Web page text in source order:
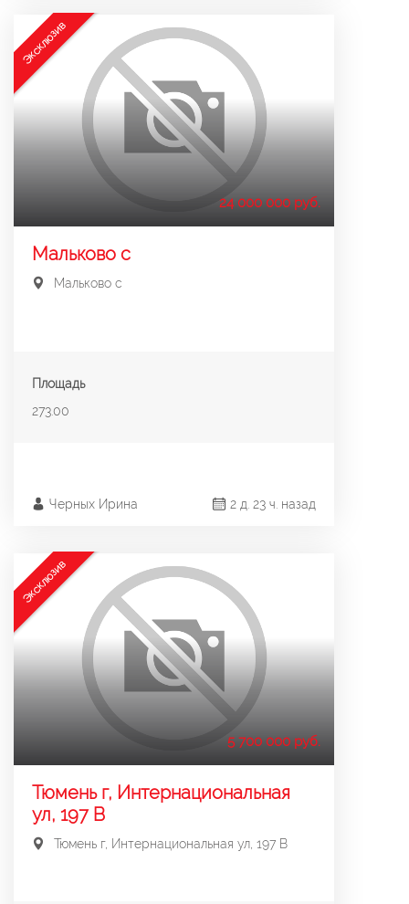
Эксклюзив
24 000 000 руб.
Мальково с
Мальково с
Площадь
273.00
2 д. 23 ч. назад
Черных Ирина
Эксклюзив
5 700 000 руб.
Тюмень г, Интернациональная
ул, 197 В
Тюмень г, Интернациональная ул, 197 В